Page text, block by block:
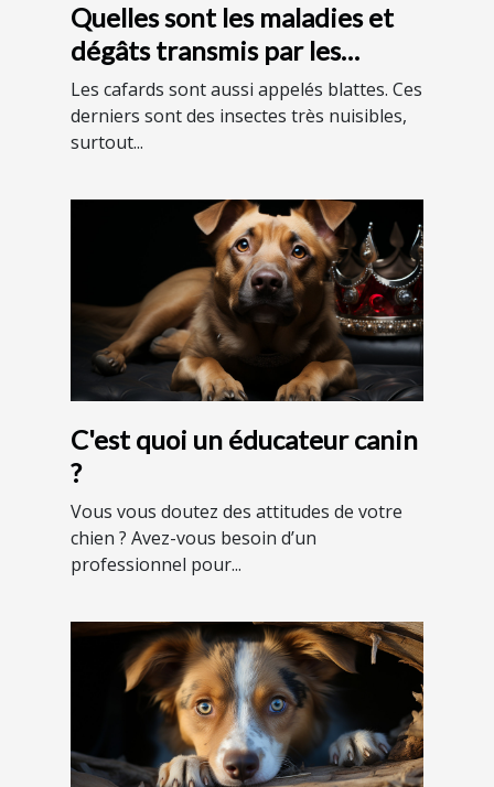
Quelles sont les maladies et
dégâts transmis par les
cafards ?
Les cafards sont aussi appelés blattes. Ces
derniers sont des insectes très nuisibles,
surtout...
C'est quoi un éducateur canin
?
Vous vous doutez des attitudes de votre
chien ? Avez-vous besoin d’un
professionnel pour...